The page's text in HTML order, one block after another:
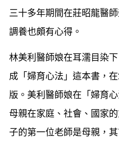
三十多年期間在莊昭龍醫
調養也頗有心得。
林美利醫師娘在耳濡目染
成「婦育心法」這本書，
版。美利醫師娘在「婦育
母親在家庭、社會、國家
子的第一位老師是母親，